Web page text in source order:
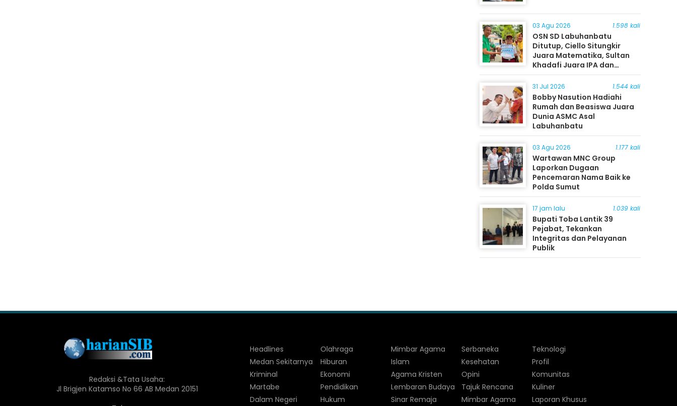
03 Agu 2026 1.598 kali
OSN SD Labuhanbatu
Ditutup, Ciello Situngkir
Juara Matematika, Sultan
Khadafi Juara IPA dan
Timothy Rangkuti Juara IPS
31 Jul 2026 1.544 kali
Bobby Nasution Hadiahi
Rumah dan Beasiswa Juara
Dunia ASMC Asal
Labuhanbatu
03 Agu 2026 1.177 kali
Wartawan MNC Group
Laporkan Dugaan
Pencemaran Nama Baik ke
Polda Sumut
17 jam lalu 1.039 kali
Bupati Toba Lantik 39
Pejabat, Tekankan
Integritas dan Pelayanan
Publik
Redaksi &Tata Usaha:
Jl Brigjen Katamso No 66 AB Medan 20151
Headlines
Medan Sekitarnya
Kriminal
Martabe
Dalam Negeri
Olahraga
Hiburan
Ekonomi
Pendidikan
Hukum
Mimbar Agama
Islam
Agama Kristen
Lembaran Budaya
Sinar Remaja
Serbaneka
Kesehatan
Opini
Tajuk Rencana
Mimbar Agama
Teknologi
Profil
Komunitas
Kuliner
Laporan Khusus